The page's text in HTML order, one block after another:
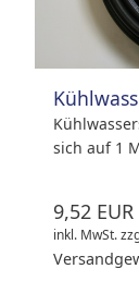
sich auf 1
9,52 EUR
inkl. MwSt.